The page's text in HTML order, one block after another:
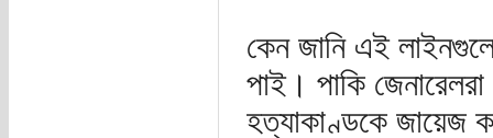
কেন জানি এই
পাই। পাকি
হত্যাকাণ্ডকে জায়েজ